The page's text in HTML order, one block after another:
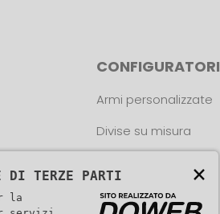
CONFIGURATORI
Armi personalizzate
Divise su misura
×
DI TERZE PARTI
la